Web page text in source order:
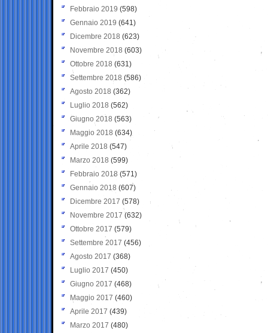
Febbraio 2019 (598)
Gennaio 2019 (641)
Dicembre 2018 (623)
Novembre 2018 (603)
Ottobre 2018 (631)
Settembre 2018 (586)
Agosto 2018 (362)
Luglio 2018 (562)
Giugno 2018 (563)
Maggio 2018 (634)
Aprile 2018 (547)
Marzo 2018 (599)
Febbraio 2018 (571)
Gennaio 2018 (607)
Dicembre 2017 (578)
Novembre 2017 (632)
Ottobre 2017 (579)
Settembre 2017 (456)
Agosto 2017 (368)
Luglio 2017 (450)
Giugno 2017 (468)
Maggio 2017 (460)
Aprile 2017 (439)
Marzo 2017 (480)